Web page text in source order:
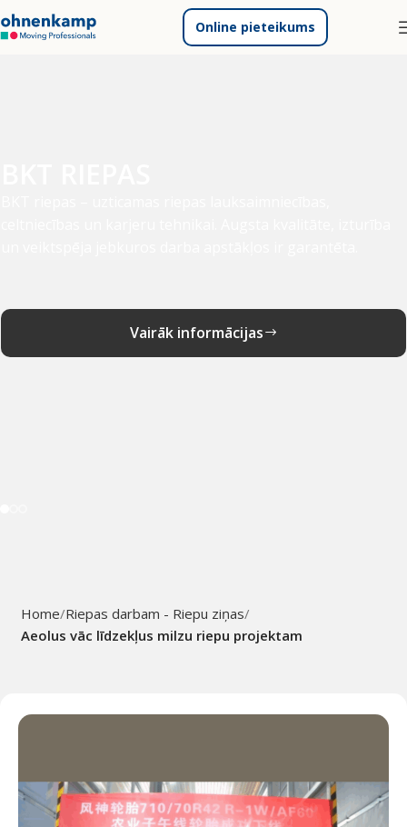
Online pieteikums
Vairāk informācijas
Home Riepas darbam - Riepu ziņas
Aeolus vāc līdzekļus milzu riepu projektam